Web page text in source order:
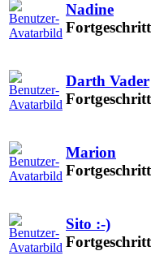
Nadine
Darth Vader
Marion
Sito :-)